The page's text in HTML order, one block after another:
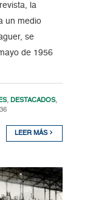
la
un medio
se
de 1956
, DESTACADOS,
LEER MÁS